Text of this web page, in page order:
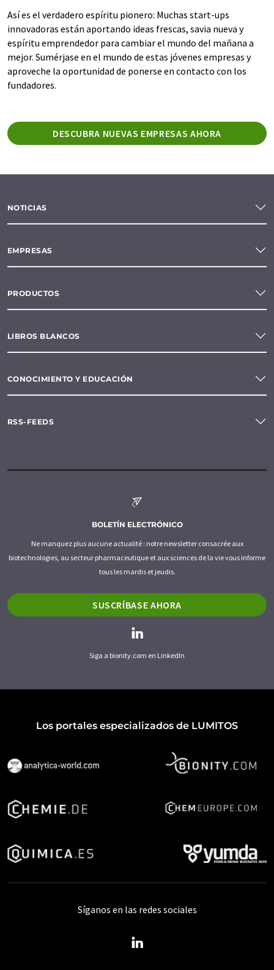
Así es el verdadero espíritu pionero: Muchas start-ups
innovadoras están aportando ideas frescas, savia nueva y
espíritu emprendedor para cambiar el mundo del mañana a
mejor. Sumérjase en el mundo de estas jóvenes empresas y
aproveche la oportunidad de ponerse en contacto con los
fundadores.
DESCUBRA NUEVAS EMPRESAS AHORA
NOTICIAS
EMPRESAS
PRODUCTOS
LIBROS BLANCOS
CONOCIMIENTO Y EDUCACIÓN
RSS-FEEDS
BOLETÍN ELECTRÓNICO
Ne manquez plus aucune actualité : notre newsletter consacrée aux
biotechnologies, au secteur pharmaceutique et aux sciences de la vie vous informe
tous les mardis et jeudis.
SUSCRÍBASE AHORA
Siga a bionity.com en LinkedIn
Los portales especializados de LUMITOS
Síganos en las redes sociales